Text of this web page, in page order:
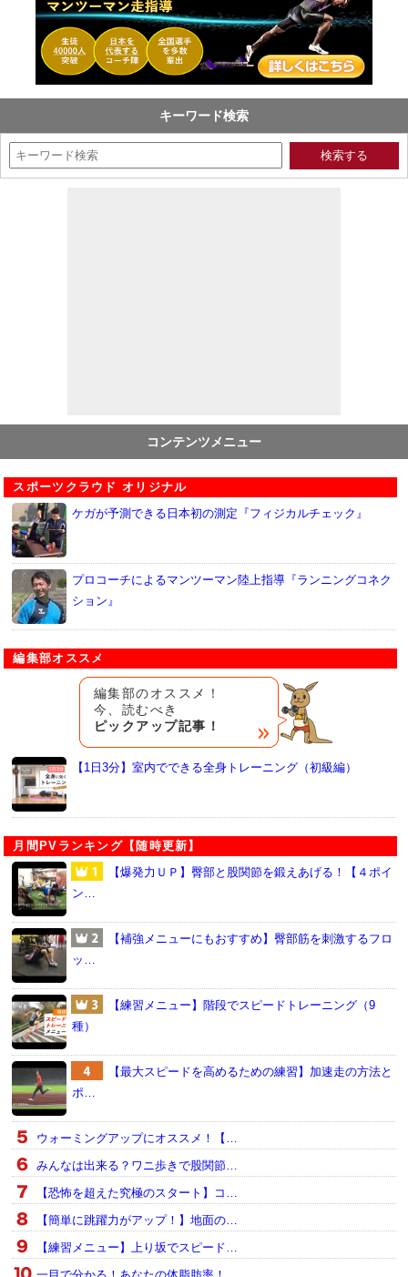
キーワード検索
コンテンツメニュー
スポーツクラウド オリジナル
ケガが予測できる日本初の測定『フィジカルチェック』
プロコーチによるマンツーマン陸上指導『ランニングコネク
ション』
編集部オススメ
編集部のオススメ！
今、読むべき
ピックアップ記事！
【1日3分】室内でできる全身トレーニング（初級編）
月間PVランキング【随時更新】
【爆発力ＵＰ】臀部と股関節を鍛えあげる！【４ポイ
ン…
【補強メニューにもおすすめ】臀部筋を刺激するフロ
ッ…
【練習メニュー】階段でスピードトレーニング（9
種）
【最大スピードを高めるための練習】加速走の方法と
ポ…
ウォーミングアップにオススメ！【…
みんなは出来る？ワニ歩きで股関節…
【恐怖を超えた究極のスタート】コ…
【簡単に跳躍力がアップ！】地面の…
【練習メニュー】上り坂でスピード…